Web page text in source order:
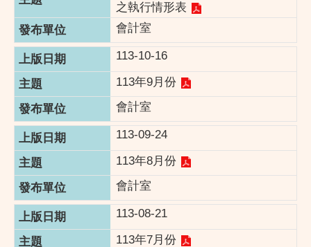
之執行情形表
會計室
113-10-16
113年9月份
會計室
113-09-24
113年8月份
會計室
113-08-21
113年7月份